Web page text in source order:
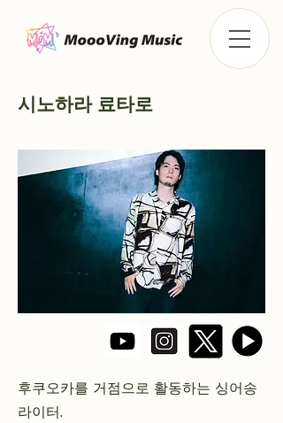
후쿠오카를 거점으로 활동하는 싱어송
라이터.
시노하라 료타로